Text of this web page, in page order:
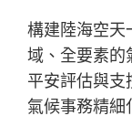
構建陸海空天
域、全要素的
平安評估與支
氣候事務精細